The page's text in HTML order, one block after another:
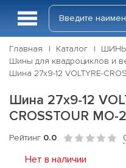
Главная Каталог
ШИНЫ
Шины для квадроциклов и
Шина 27х9-12 VOLTYRE-
Шина 27х9-12
CROSSTOUR MO-
Рейтинг 0.0
Нет в наличии